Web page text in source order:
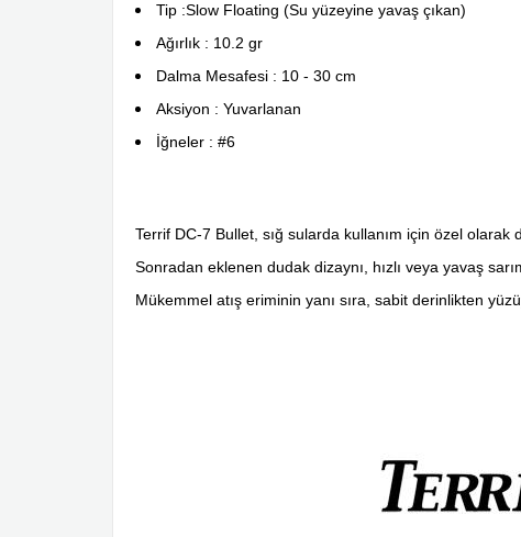
Tip :Slow Floating (Su yüzeyine yavaş çıkan)
Ağırlık : 10.2 gr
Dalma Mesafesi : 10 - 30 cm
Aksiyon : Yuvarlanan
İğneler : #6
Terrif DC-7 Bullet, sığ sularda kullanım için özel olarak
Sonradan eklenen dudak dizaynı, hızlı veya yavaş
Mükemmel atış eriminin yanı sıra, sabit derinlikten